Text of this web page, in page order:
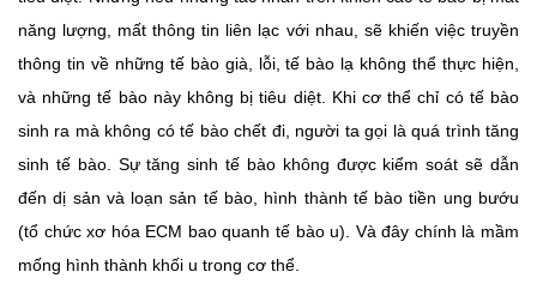
năng lượng, mất thông tin liên lạc với nhau, sẽ khiến việc truyền
thông tin về những tế bào già, lỗi, tế bào lạ không thể thực hiện,
và những tế bào này không bị tiêu diệt. Khi cơ thể chỉ có tế bào
sinh ra mà không có tế bào chết đi, người ta gọi là quá trình tăng
sinh tế bào. Sự tăng sinh tế bào không được kiểm soát sẽ dẫn
đến dị sản và loạn sản tế bào, hình thành tế bào tiền ung bướu
(tổ chức xơ hóa ECM bao quanh tế bào u). Và đây chính là mầm
mống hình thành khối u trong cơ thể.